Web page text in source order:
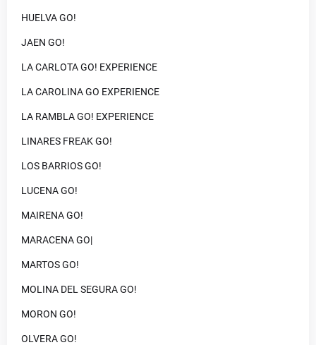
HUELVA GO!
JAEN GO!
LA CARLOTA GO! EXPERIENCE
LA CAROLINA GO EXPERIENCE
LA RAMBLA GO! EXPERIENCE
LINARES FREAK GO!
LOS BARRIOS GO!
LUCENA GO!
MAIRENA GO!
MARACENA GO|
MARTOS GO!
MOLINA DEL SEGURA GO!
MORON GO!
OLVERA GO!